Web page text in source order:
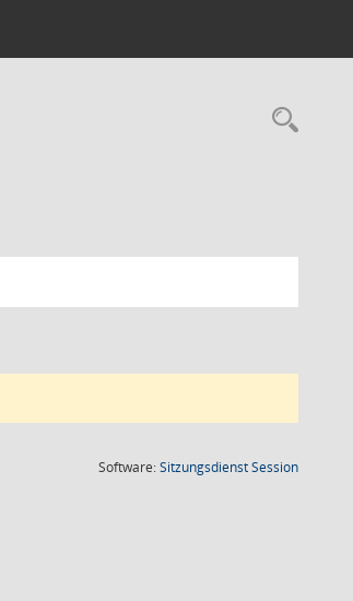
Software:SitzungsdienstSession(Wird in